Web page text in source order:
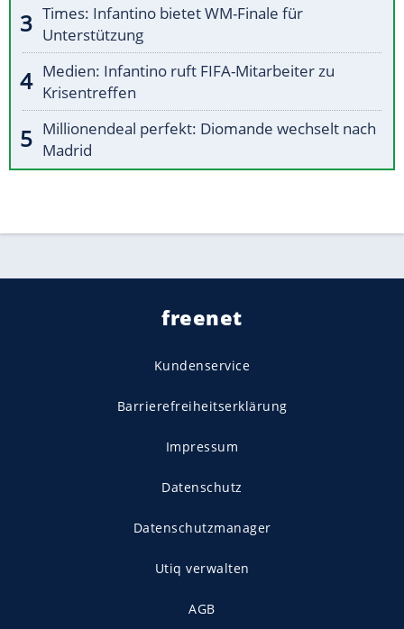
Times: Infantino bietet WM-Finale für
Unterstützung
Medien: Infantino ruft FIFA-Mitarbeiter zu
Krisentreffen
Millionendeal perfekt: Diomande wechselt nach
Madrid
freenet
Kundenservice
Barrierefreiheitserklärung
Impressum
Datenschutz
Datenschutzmanager
Utiq verwalten
AGB